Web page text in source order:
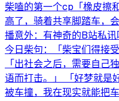
柴嗑的第一个cp「橡皮擦
高了，骑着共享脚踏车，
播意外：有神奇的B站私
今日柴句：「柴宝们得接
「出社会之后，需要自己
语而打击。」 「好梦就是
被车撞，我在现实就能把